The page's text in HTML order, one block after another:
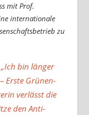
mit Prof.
internationale
zu
„Ich bin länger
Erste Grünen-
verlässt die
den Anti-